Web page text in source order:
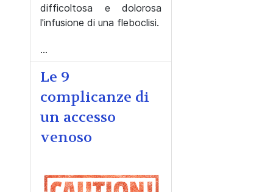
difficoltosa e dolorosa
l'infusione di una fleboclisi.
...
Le 9
complicanze di
un accesso
venoso